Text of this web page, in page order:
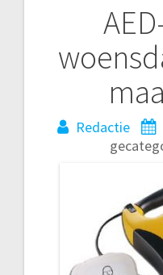
Redactie
Bericht
navigatie